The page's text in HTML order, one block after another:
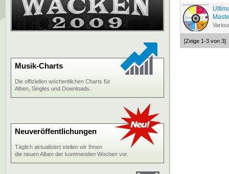
[Zeige 1-3 von 3]
Musik-Charts
Die offiziellen wöchentlichen Charts für
Alben, Singles und Downloads.
Neuveröffentlichungen
Täglich aktualisiert stellen wir Ihnen
die neuen Alben der kommenden Wochen vor.